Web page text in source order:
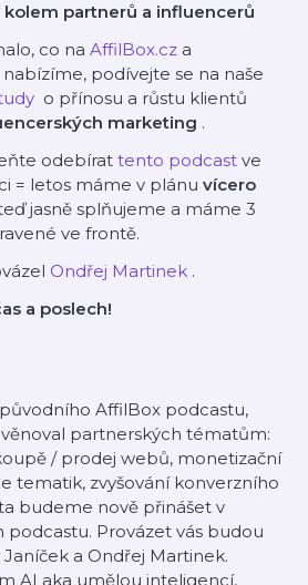
partnerů a influencerů
co na ⁠AffilBox.cz⁠ a
nabízíme, podívejte se na naše
o přínosu a růstu klientů
marketing .
odebírat ⁠tento podcast⁠ ve
= letos máme v plánu vícero
jasně splňujeme a máme 3
ve frontě.
⁠Ondřej Martinek⁠ .
a poslech!
AffilBox podcastu,
partnerských tématům:
/ prodej webů, monetizační
tematik, zvyšování konverzního
budeme nově přinášet v
Provázet vás budou
a Ondřej Martinek.
AI aka umělou inteligencí,